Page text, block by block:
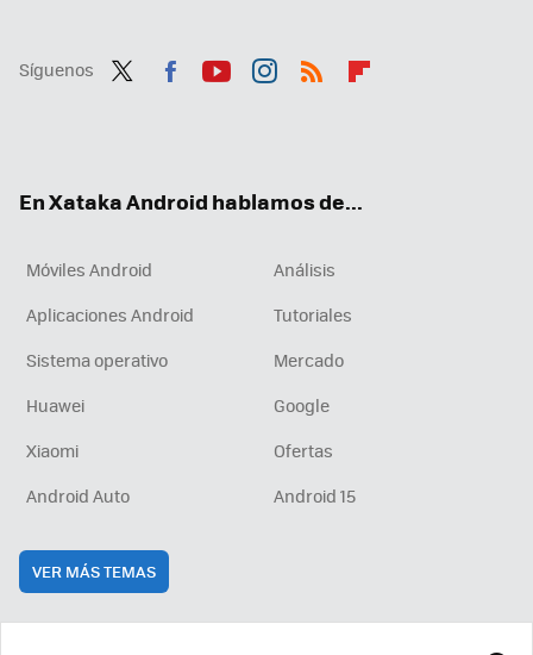
Síguenos
En Xataka Android hablamos de...
Móviles Android
Análisis
Aplicaciones Android
Tutoriales
Sistema operativo
Mercado
Huawei
Google
Xiaomi
Ofertas
Android Auto
Android 15
VER MÁS TEMAS